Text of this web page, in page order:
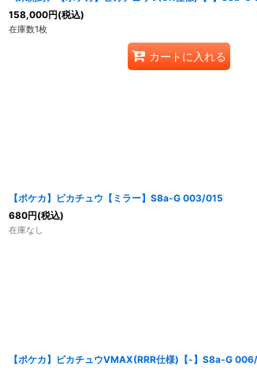
158,000円(税込)
在庫数1枚
カートに入れる
【ポケカ】ピカチュウ【ミラー】S8a-G 003/015
680円(税込)
在庫なし
【ポケカ】ピカチュウVMAX(RRR仕様)【-】S8a-G